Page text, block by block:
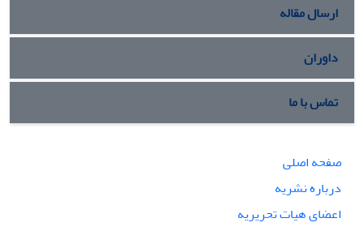
ارسال مقاله
داوران
تماس با ما
صفحه اصلی
درباره نشریه
اعضای هیات تحریریه